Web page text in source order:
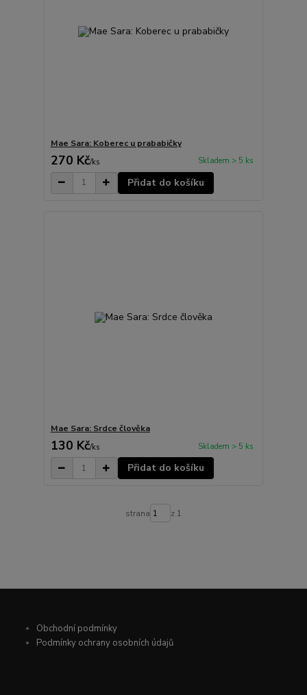
Mae Sara: Koberec u prababičky
270 Kč/ks Skladem > 5 ks
Přidat do košíku
Mae Sara: Srdce člověka
130 Kč/ks Skladem > 5 ks
Přidat do košíku
strana z 1
Obchodní podmínky
Podmínky ochrany osobních údajů